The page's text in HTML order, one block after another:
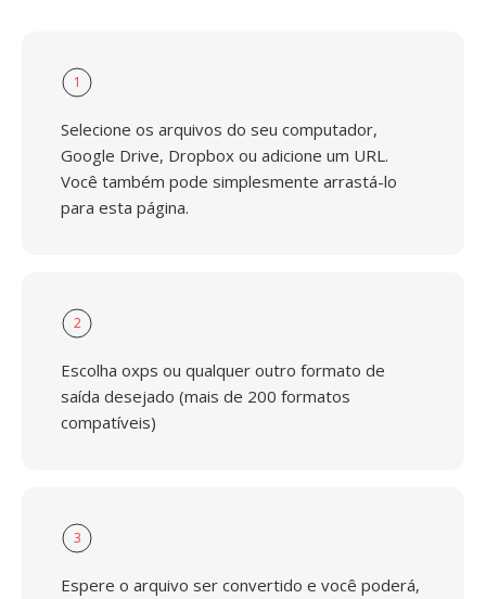
1
Selecione os arquivos do seu computador,
Google Drive, Dropbox ou adicione um URL.
Você também pode simplesmente arrastá-lo
para esta página.
2
Escolha oxps ou qualquer outro formato de
saída desejado (mais de 200 formatos
compatíveis)
3
Espere o arquivo ser convertido e você poderá,